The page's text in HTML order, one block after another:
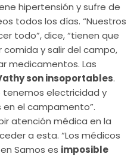
hipertensión y sufre de
todos los días. “Nuestros
todo”, dice, “tienen que
comida y salir del campo,
medicamentos. Las
son insoportables.
tenemos electricidad y
el campamento”.
atención médica en la
a esta. “Los médicos
Samos es imposible